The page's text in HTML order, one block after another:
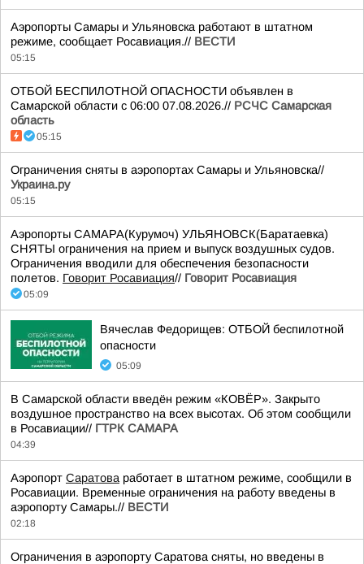
Аэропорты Самары и Ульяновска работают в штатном
режиме, сообщает Росавиация.// ВЕСТИ
05:15
ОТБОЙ БЕСПИЛОТНОЙ ОПАСНОСТИ объявлен в
Самарской области с 06:00 07.08.2026.// РСЧС Самарская
область
05:15
Ограничения сняты в аэропортах Самары и Ульяновска//
Украина.ру
05:15
Аэропорты САМАРА(Курумоч) УЛЬЯНОВСК(Баратаевка)
СНЯТЫ ограничения на прием и выпуск воздушных судов.
Ограничения вводили для обеспечения безопасности
полетов. Говорит Росавиация// Говорит Росавиация
05:09
Вячеслав Федорищев: ОТБОЙ беспилотной
опасности
05:09
В Самарской области введён режим «КОВЁР». Закрыто
воздушное пространство на всех высотах. Об этом сообщили
в Росавиации// ГТРК САМАРА
04:39
Аэропорт Саратова работает в штатном режиме, сообщили в
Росавиации. Временные ограничения на работу введены в
аэропорту Самары.// ВЕСТИ
02:18
Ограничения в аэропорту Саратова сняты, но введены в